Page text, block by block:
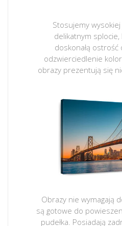
Stosujemy wysokiej
delikatnym
doskonałą
odzwierciedlenie
obrazy prezentują się
Obrazy nie wymagają
są gotowe do
pudełka. Posiadają